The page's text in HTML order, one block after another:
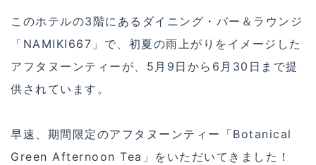
このホテルの3階にあるダイニング・バー＆ラウンジ
「NAMIKI667」で、初夏の雨上がりをイメージした
アフタヌーンティーが、5月9日から6月30日まで提
供されています。
早速、期間限定のアフタヌーンティー「Botanical
Green Afternoon Tea」をいただいてきました！